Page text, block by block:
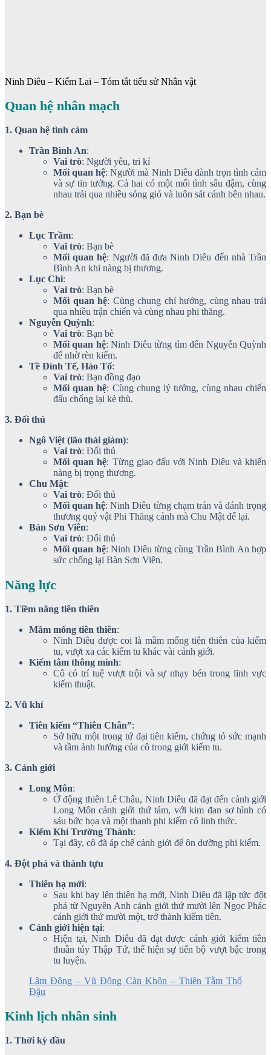
Ninh Diêu – Kiếm Lai – Tóm tắt tiểu sử Nhân vật
Quan hệ nhân mạch
1. Quan hệ tình cảm
Trần Bình An:
Vai trò: Người yêu, tri kỉ
Mối quan hệ: Người mà Ninh Diêu dành trọn tình cảm
và sự tin tưởng. Cả hai có một mối tình sâu đậm, cùng
nhau trải qua nhiều sóng gió và luôn sát cánh bên nhau.
2. Bạn bè
Lục Trầm:
Vai trò: Bạn bè
Mối quan hệ: Người đã đưa Ninh Diêu đến nhà Trần
Bình An khi nàng bị thương.
Lục Chi:
Vai trò: Bạn bè
Mối quan hệ: Cùng chung chí hướng, cùng nhau trải
qua nhiều trận chiến và cùng nhau phi thăng.
Nguyễn Quỳnh:
Vai trò: Bạn bè
Mối quan hệ: Ninh Diêu từng tìm đến Nguyễn Quỳnh
để nhờ rèn kiếm.
Tề Đình Tế, Hào Tố:
Vai trò: Bạn đồng đạo
Mối quan hệ: Cùng chung lý tưởng, cùng nhau chiến
đấu chống lại kẻ thù.
3. Đối thủ
Ngô Việt (lão thái giám):
Vai trò: Đối thủ
Mối quan hệ: Từng giao đấu với Ninh Diêu và khiến
nàng bị trọng thương.
Chu Mật:
Vai trò: Đối thủ
Mối quan hệ: Ninh Diêu từng chạm trán và đánh trọng
thương quỷ vật Phi Thăng cảnh mà Chu Mật để lại.
Bàn Sơn Viên:
Vai trò: Đối thủ
Mối quan hệ: Ninh Diêu từng cùng Trần Bình An hợp
sức chống lại Bàn Sơn Viên.
Năng lực
1. Tiềm năng tiên thiên
Mầm mống tiên thiên:
Ninh Diêu được coi là mầm mống tiên thiên của kiếm
tu, vượt xa các kiếm tu khác vài cảnh giới.
Kiếm tâm thông minh:
Cô có trí tuệ vượt trội và sự nhạy bén trong lĩnh vực
kiếm thuật.
2. Vũ khí
Tiên kiếm “Thiên Chân”:
Sở hữu một trong tứ đại tiên kiếm, chứng tỏ sức mạnh
và tầm ảnh hưởng của cô trong giới kiếm tu.
3. Cảnh giới
Long Môn:
Ở động thiên Lê Châu, Ninh Diêu đã đạt đến cảnh giới
Long Môn cảnh giới thứ tám, với kim đan sơ hình có
sáu bức họa và một thanh phi kiếm có linh thức.
Kiếm Khí Trường Thành:
Tại đây, cô đã áp chế cảnh giới để ôn dưỡng phi kiếm.
4. Đột phá và thành tựu
Thiên hạ mới:
Sau khi bay lên thiên hạ mới, Ninh Diêu đã lập tức đột
phá từ Nguyên Anh cảnh giới thứ mười lên Ngọc Phác
cảnh giới thứ mười một, trở thành kiếm tiên.
Cảnh giới hiện tại:
Hiện tại, Ninh Diêu đã đạt được cảnh giới kiếm tiên
thuần túy Thập Tứ, thể hiện sự tiến bộ vượt bậc trong
tu luyện.
Lâm Động – Vũ Động Càn Khôn – Thiên Tằm Thổ
Đậu
Kinh lịch nhân sinh
1. Thời kỳ đầu